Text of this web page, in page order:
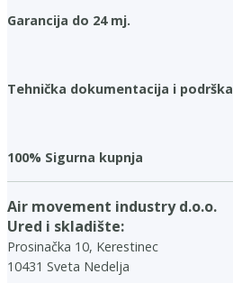
Garancija do 24 mj.
Tehnička dokumentacija i podrška
100% Sigurna kupnja
Air movement industry d.o.o.
Ured i skladište:
Prosinačka 10, Kerestinec
10431 Sveta Nedelja